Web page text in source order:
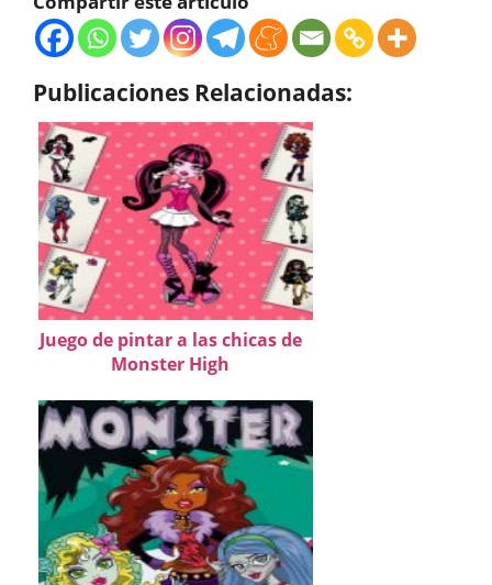
Publicaciones Relacionadas:
Juego de pintar a las chicas de
Monster High